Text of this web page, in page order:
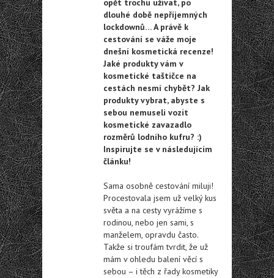
opět trochu užívat, po
dlouhé době nepříjemných
lockdownů… A právě k
cestování se váže moje
dnešní kosmetická recenze!
Jaké produkty vám v
kosmetické taštičce na
cestách nesmí chybět? Jak
produkty vybrat, abyste s
sebou nemuseli vozit
kosmetické zavazadlo
rozměrů lodního kufru? :)
Inspirujte se v následujícím
článku!
Sama osobně cestování miluji!
Procestovala jsem už velký kus
světa a na cesty vyrážíme s
rodinou, nebo jen sami, s
manželem, opravdu často.
Takže si troufám tvrdit, že už
mám v ohledu balení věcí s
sebou – i těch z řady kosmetiky